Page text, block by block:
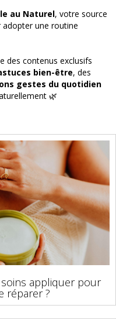
au Naturel, votre source
adopter une routine
des contenus exclusifs
bien-être, des
gestes du quotidien
🌿
appliquer pour
réparer ?